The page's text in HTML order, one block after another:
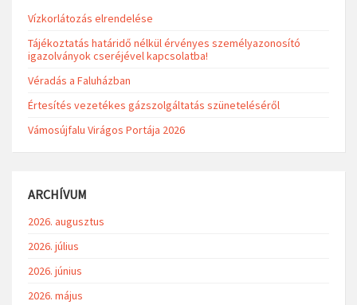
Vízkorlátozás elrendelése
Tájékoztatás határidő nélkül érvényes személyazonosító
igazolványok cseréjével kapcsolatba!
Véradás a Faluházban
Értesítés vezetékes gázszolgáltatás szüneteléséről
Vámosújfalu Virágos Portája 2026
ARCHÍVUM
2026. augusztus
2026. július
2026. június
2026. május